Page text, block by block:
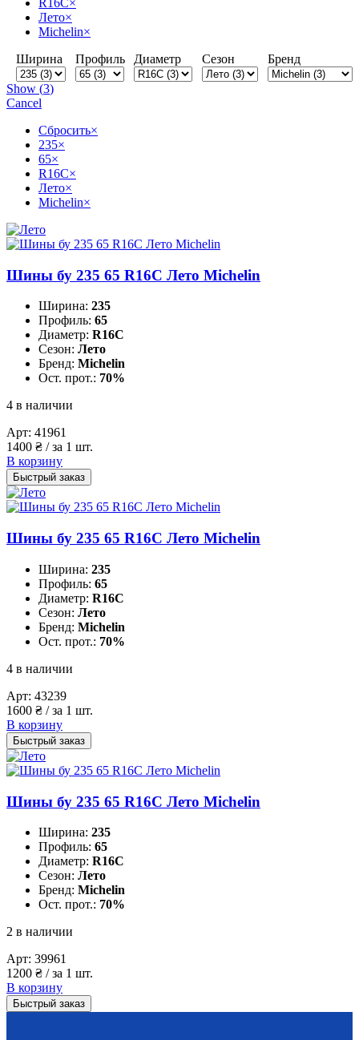
R16C×
Лето×
Michelin×
Ширина
Профиль Диаметр Сезон Бренд
Show (3)
Cancel
Сбросить×
235×
65×
R16C×
Лето×
Michelin×
Шины бу 235 65 R16C Лето Michelin
Ширина: 235
Профиль: 65
Диаметр: R16C
Сезон: Лето
Бренд: Michelin
Ост. прот.: 70%
4 в наличии
Арт: 41961
1400 ₴ / за 1 шт.
В корзину
Быстрый заказ
Шины бу 235 65 R16C Лето Michelin
Ширина: 235
Профиль: 65
Диаметр: R16C
Сезон: Лето
Бренд: Michelin
Ост. прот.: 70%
4 в наличии
Арт: 43239
1600 ₴ / за 1 шт.
В корзину
Быстрый заказ
Шины бу 235 65 R16C Лето Michelin
Ширина: 235
Профиль: 65
Диаметр: R16C
Сезон: Лето
Бренд: Michelin
Ост. прот.: 70%
2 в наличии
Арт: 39961
1200 ₴ / за 1 шт.
В корзину
Быстрый заказ